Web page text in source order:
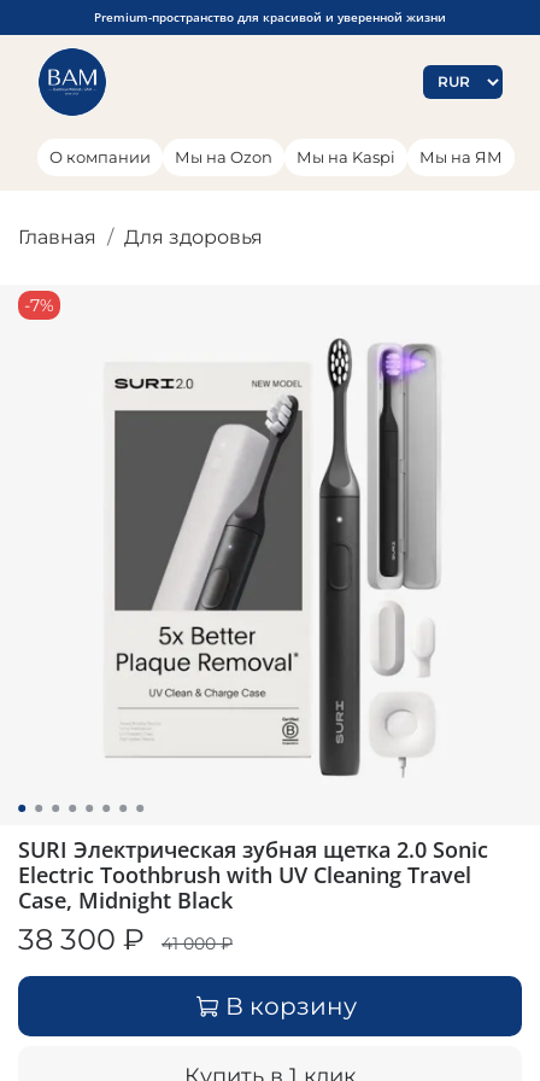
Premium-пространство для красивой и уверенной жизни
О компании Мы на Ozon Мы на Kaspi Мы на ЯМ
Главная Для здоровья
-7%
SURI Электрическая зубная щетка 2.0 Sonic
Electric Toothbrush with UV Cleaning Travel
Case, Midnight Black
38 300 ₽ 41 000 ₽
В корзину